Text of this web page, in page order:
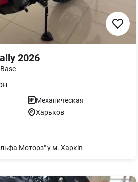
2026
Base
Механическая
Харьков
Моторз" у м. Харків